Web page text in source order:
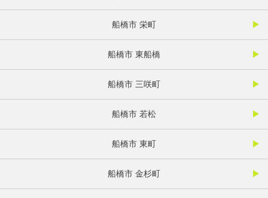
船橋市 栄町
船橋市 東船橋
船橋市 三咲町
船橋市 若松
船橋市 東町
船橋市 金杉町